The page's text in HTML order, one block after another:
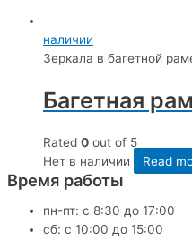
наличии
Зеркала в багетной
Багетная
Rated 0 out of 5
Нет в наличии
Read
Время работы
пн-пт: с 8:30 до 17:00
сб: c 10:00 до 15:00